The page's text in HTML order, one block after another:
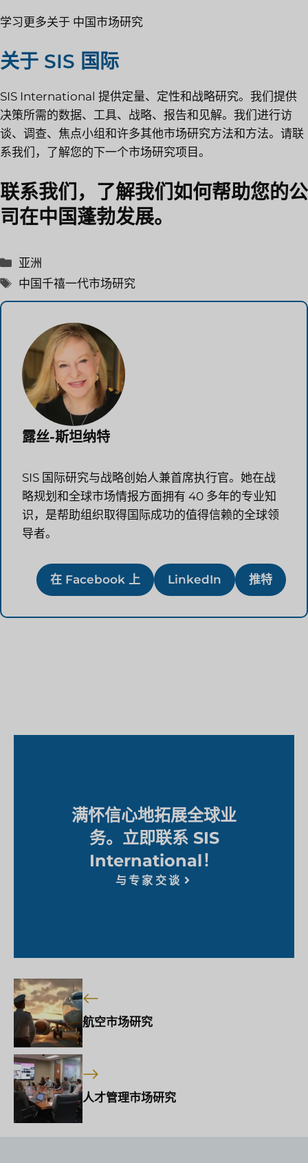
学习更多关于 中国市场研究
关于 SIS 国际
SIS International 提供定量、定性和战略研究。我们提供
决策所需的数据、工具、战略、报告和见解。我们进行访
谈、调查、焦点小组和许多其他市场研究方法和方法。请联
系我们，了解您的下一个市场研究项目。
联系我们，了解我们如何帮助您的公
司在中国蓬勃发展。
分
类
亚洲
标
签
中国千禧一代市场研究
露丝-斯坦纳特
SIS 国际研究与战略创始人兼首席执行官。她在战
略规划和全球市场情报方面拥有 40 多年的专业知
识，是帮助组织取得国际成功的值得信赖的全球领
导者。
在 Facebook 上 LinkedIn 推特
满怀信心地拓展全球业
务。立即联系 SIS
International！
与专家交谈
航空市场研究
人才管理市场研究